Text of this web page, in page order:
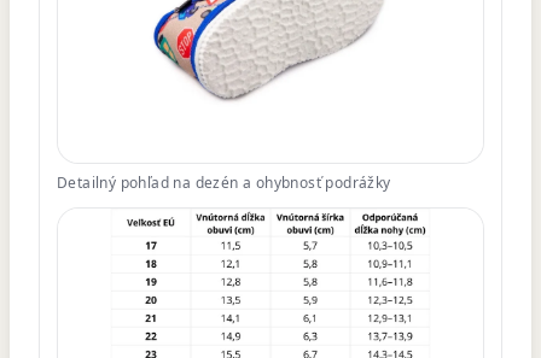
Detailný pohľad na dezén a ohybnosť podrážky